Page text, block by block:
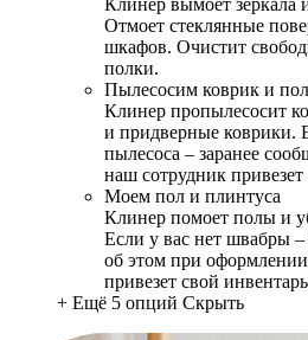
Отмоет стеклянные
шкафов. Очистит
полки.
Пылесосим коврик и пол
Клинер пропылесосит
и придверные коврики.
пылесоса – заранее
наш сотрудник привезет
Моем пол и плинтуса
Клинер помоет полы и
Если у вас нет швабры
об этом при
привезет свой
+ Ещё 5 опций Скрыть